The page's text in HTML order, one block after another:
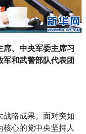
、中央军委主席习
和武警部队代表团
战略成果。面对突如
心的党中央坚持人